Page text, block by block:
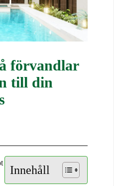
förvandlar
till din
Innehåll